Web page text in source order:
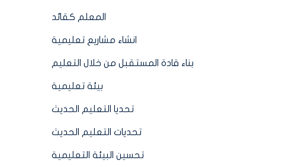
المعلم كقائد
انشاء مشاريع تعليمية
بناء قادة المستقبل من خلال التعليم
بيئة تعليمية
تحديا التعليم الحديث
تحديات التعليم الحديث
تحسين البيئة التعليمية